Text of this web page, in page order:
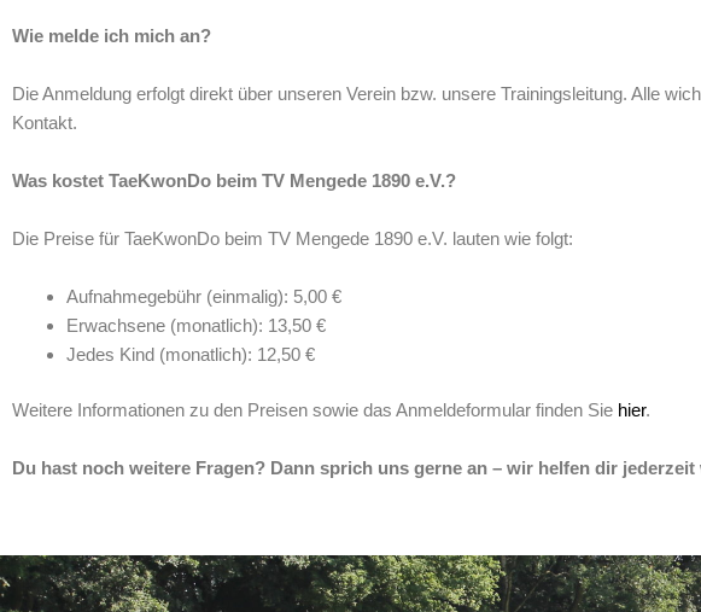
Wie melde ich mich an?
Die Anmeldung erfolgt direkt über unseren Verein bzw. unsere Trainingsleitung. Alle
Kontakt.
Was kostet TaeKwonDo beim TV Mengede 1890 e.V.?
Die Preise für TaeKwonDo beim TV Mengede 1890 e.V. lauten wie folgt:
Aufnahmegebühr (einmalig): 5,00 €
Erwachsene (monatlich): 13,50 €
Jedes Kind (monatlich): 12,50 €
Weitere Informationen zu den Preisen sowie das Anmeldeformular finden Sie hier.
Du hast noch weitere Fragen? Dann sprich uns gerne an – wir helfen dir jederzeit